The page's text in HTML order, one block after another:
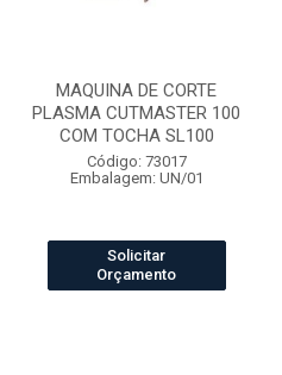
MAQUINA DE CORTE
PLASMA CUTMASTER 100
COM TOCHA SL100
Código: 73017
Embalagem: UN/01
Solicitar
Orçamento